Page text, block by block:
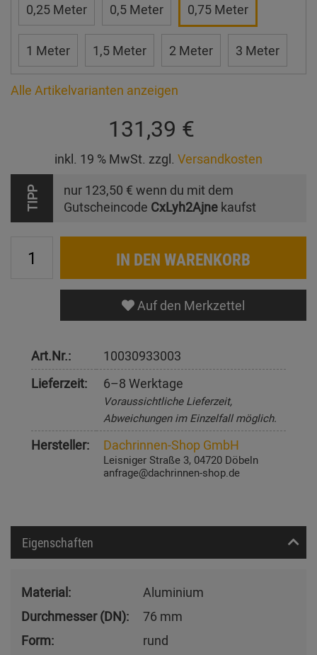
0,25 Meter 0,5 Meter 0,75 Meter
1 Meter 1,5 Meter 2 Meter 3 Meter
Alle Artikelvarianten anzeigen
131,39 €
inkl. 19 % MwSt. zzgl. Versandkosten
TIPP nur 123,50 € wenn du mit dem
Gutscheincode CxLyh2Ajne kaufst
IN DEN WARENKORB
Auf den Merkzettel
Art.Nr.:
10030933003
Lieferzeit:
6–8 Werktage
Voraussichtliche Lieferzeit,
Abweichungen im Einzelfall möglich.
Hersteller: Dachrinnen-Shop GmbH
Leisniger Straße 3, 04720 Döbeln
anfrage@dachrinnen-shop.de
Eigenschaften
Material:
Aluminium
Durchmesser (DN):
76 mm
Form:
rund